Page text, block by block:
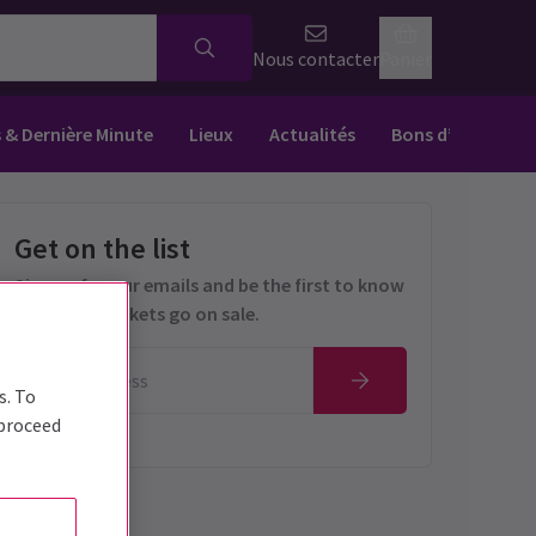
Nous contacter
& Dernière Minute Lieux Actualités Bons d’achat
Get on the list
Sign up for our emails and be the first to know
as soon as tickets go on sale.
To